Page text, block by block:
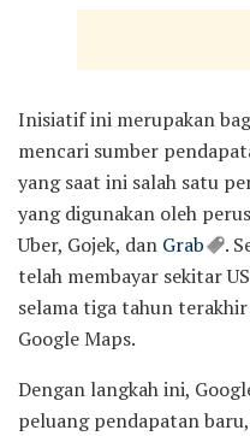
Inisiatif ini merupakan
mencari sumber
yang saat ini salah satu
yang digunakan oleh
Uber, Gojek, dan Grab
.
telah membayar sekitar
selama tiga tahun
Google Maps.
Dengan langkah ini,
peluang pendapatan